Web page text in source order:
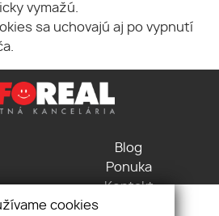
vymažú.
sa uchovajú aj po vypnutí
Blog
Ponuka
Kontakt
Pravidlá cookies
cookies